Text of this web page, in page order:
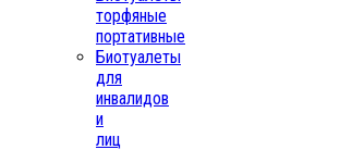
торфяные
портативные
Биотуалеты
для
инвалидов
и
лиц